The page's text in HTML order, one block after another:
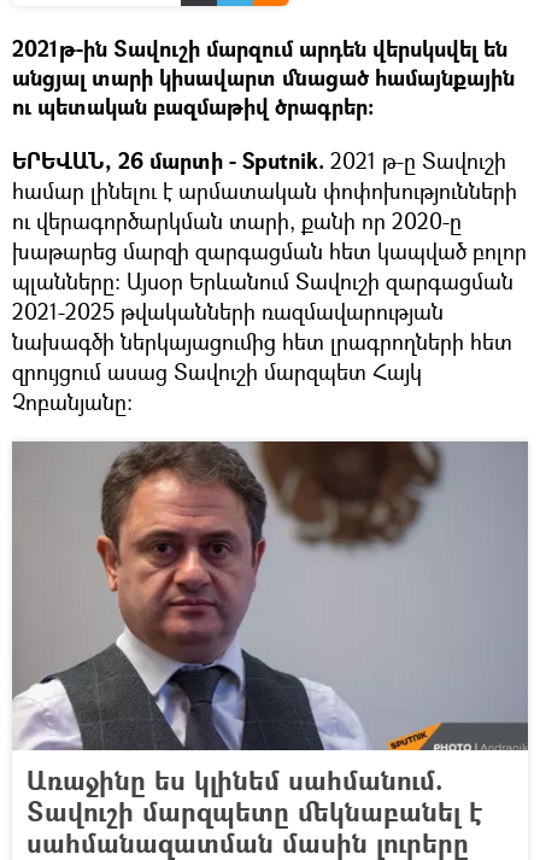
2021թ-ին Տավուշի մարզում արդեն վերսկսվել են
անցյալ տարի կիսավարտ մնացած համայնքային
ու պետական բազմաթիվ ծրագրեր:
ԵՐԵՎԱՆ, 26 մարտի - Sputnik. 2021 թ-ը Տավուշի
համար լինելու է արմատական փոփոխությունների
ու վերագործարկման տարի, քանի որ 2020-ը
խաթարեց մարզի զարգացման հետ կապված բոլոր
պլանները: Այսօր Երևանում Տավուշի զարգացման
2021-2025 թվականների ռազմավարության
նախագծի ներկայացումից հետ լրագրողների հետ
զրույցում ասաց Տավուշի մարզպետ Հայկ
Չոբանյանը:
Առաջինը ես կլինեմ սահմանում.
Տավուշի մարզպետը մեկնաբանել է
սահմանազատման մասին լուրերը